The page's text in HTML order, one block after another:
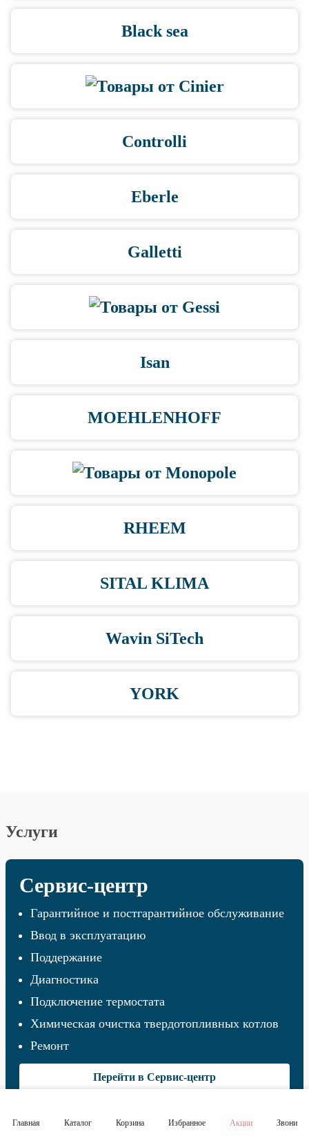
Black sea
Controlli
Eberle
Galletti
Isan
MOEHLENHOFF
RHEEM
SITAL KLIMA
Wavin SiTech
YORK
Услуги
Сервис-центр
Гарантийное и постгарантийное обслуживание
Ввод в эксплуатацию
Поддержание
Диагностика
Подключение термостата
Химическая очистка твердотопливных котлов
Ремонт
Перейти в Сервис-центр
Главная Каталог Корзина Избранное Акции Звони